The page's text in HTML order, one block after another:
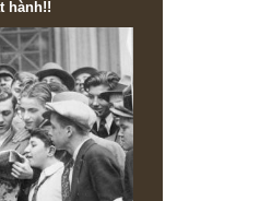
82], 36/36 trang,
hành!!